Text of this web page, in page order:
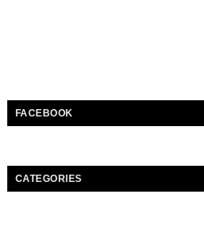
FACEBOOK
CATEGORIES